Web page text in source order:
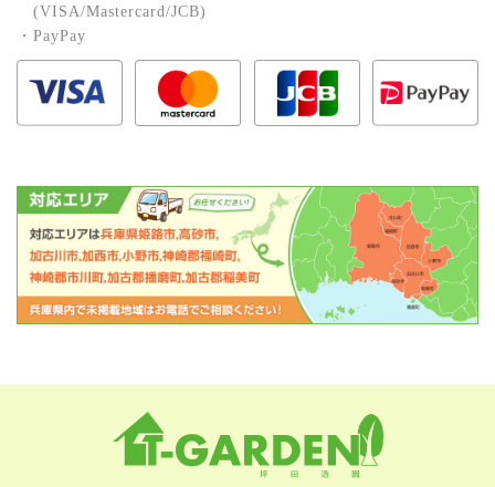
(VISA/Mastercard/JCB)
・PayPay